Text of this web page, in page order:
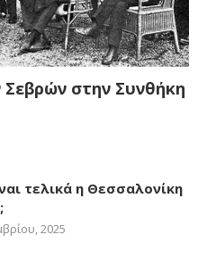
στην Συνθήκη
τελικά η Θεσσαλονίκη
2025